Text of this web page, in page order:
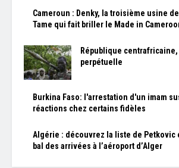
Cameroun : Denky, la troisième usine
Tame qui fait briller le Made in
République
perpétuelle
Burkina Faso: l'arrestation d'un imam
réactions chez certains fidèles
Algérie : découvrez la liste de Petkovic
bal des arrivées à l’aéroport d’Alger